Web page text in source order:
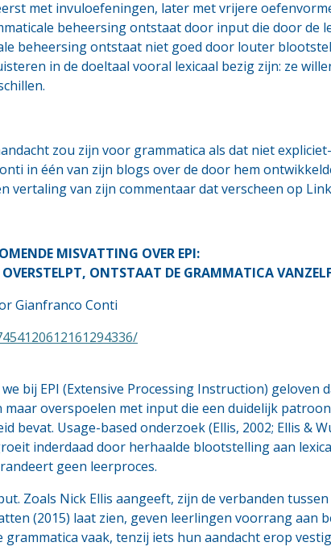
met invuloefeningen, later met vrijere
beheersing ontstaat door input die door de
beheersing ontstaat niet goed door louter
in de doeltaal vooral lexicaal bezig zijn: ze
zou zijn voor grammatica als dat niet
in één van zijn blogs over de door hem
vertaling van zijn commentaar dat verscheen op
MISVATTING OVER EPI:
ONTSTAAT DE GRAMMATICA
Gianfranco Conti
bij EPI (Extensive Processing Instruction) geloven
overspoelen met input die een duidelijk
bevat. Usage-based onderzoek (Ellis, 2002; Ellis &
inderdaad door herhaalde blootstelling aan
geen leerproces.
Zoals Nick Ellis aangeeft, zijn de verbanden
(2015) laat zien, geven leerlingen voorrang aan
vaak, tenzij iets hun aandacht erop